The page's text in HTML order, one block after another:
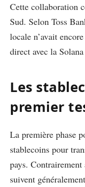
Cette collaboration
Sud. Selon Toss
locale n’avait
direct avec la
Les
premier
La première phase
stablecoins pour
pays.
suivent